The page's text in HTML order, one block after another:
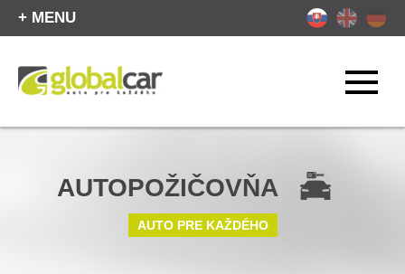
+ MENU
AUTOPOŽIČOVŇA
AUTO PRE KAŽDÉHO